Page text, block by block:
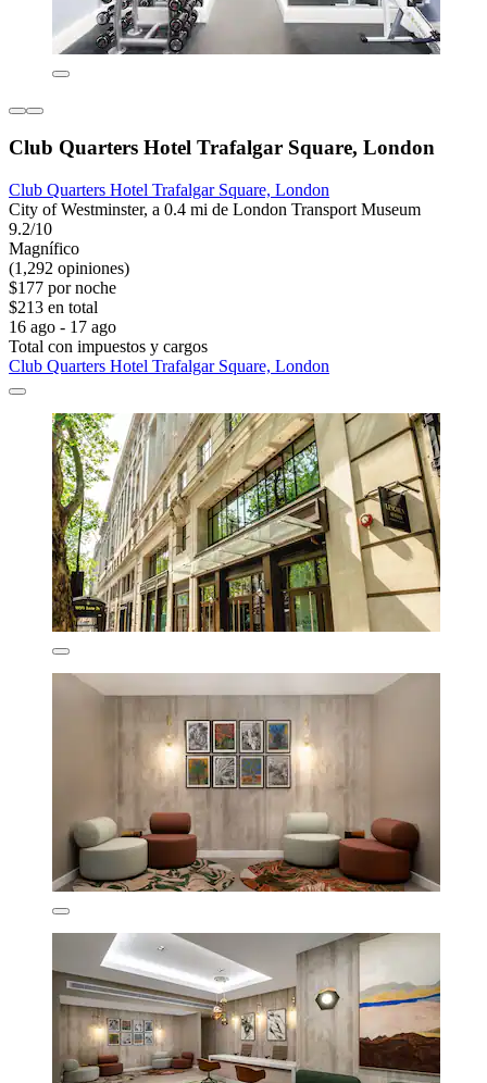
Club Quarters Hotel Trafalgar Square, London
Club Quarters Hotel Trafalgar Square, London
City of Westminster, a 0.4 mi de London Transport Museum
9.2/10
Magnífico
(1,292 opiniones)
$177 por noche
$213 en total
16 ago - 17 ago
Total con impuestos y cargos
Club Quarters Hotel Trafalgar Square, London